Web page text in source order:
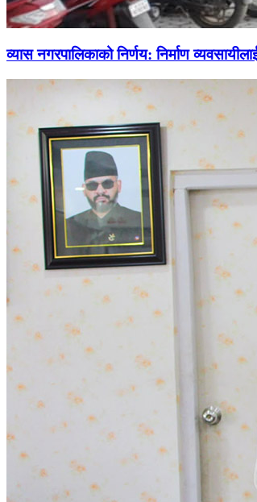
व्यास नगरपालिकाको निर्णय: निर्माण